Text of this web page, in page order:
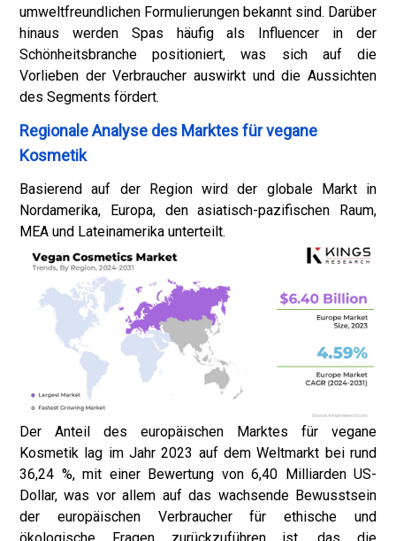
umweltfreundlichen Formulierungen bekannt sind. Darüber
hinaus werden Spas häufig als Influencer in der
Schönheitsbranche positioniert, was sich auf die
Vorlieben der Verbraucher auswirkt und die Aussichten
des Segments fördert.
Regionale Analyse des Marktes für vegane
Kosmetik
Basierend auf der Region wird der globale Markt in
Nordamerika, Europa, den asiatisch-pazifischen Raum,
MEA und Lateinamerika unterteilt.
Der Anteil des europäischen Marktes für vegane
Kosmetik lag im Jahr 2023 auf dem Weltmarkt bei rund
36,24 %, mit einer Bewertung von 6,40 Milliarden US-
Dollar, was vor allem auf das wachsende Bewusstsein
der europäischen Verbraucher für ethische und